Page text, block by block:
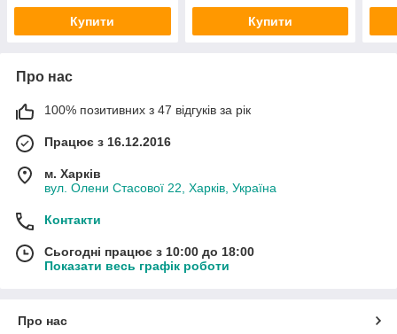
Купити Купити
Про нас
100% позитивних з 47 відгуків за рік
Працює з 16.12.2016
м. Харків
вул. Олени Стасової 22, Харків, Україна
Контакти
Сьогодні працює з 10:00 до 18:00
Показати весь графік роботи
Про нас